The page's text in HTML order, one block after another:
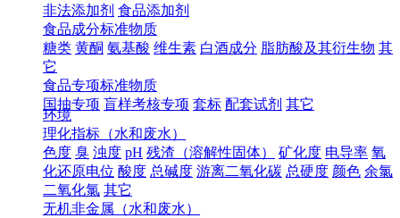
非法添加剂 食品添加剂
食品成分标准物质
糖类 黄酮 氨基酸 维生素 白酒成分 脂肪酸及其衍生物 其
它
食品专项标准物质
国抽专项 盲样考核专项 套标 配套试剂 其它
环境
理化指标（水和废水）
色度 臭 浊度 pH 残渣（溶解性固体） 矿化度 电导率 氧
化还原电位 酸度 总碱度 游离二氧化碳 总硬度 颜色 余氯
二氧化氯 其它
无机非金属（水和废水）